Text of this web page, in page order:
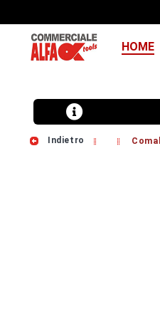
HOME
Indietro